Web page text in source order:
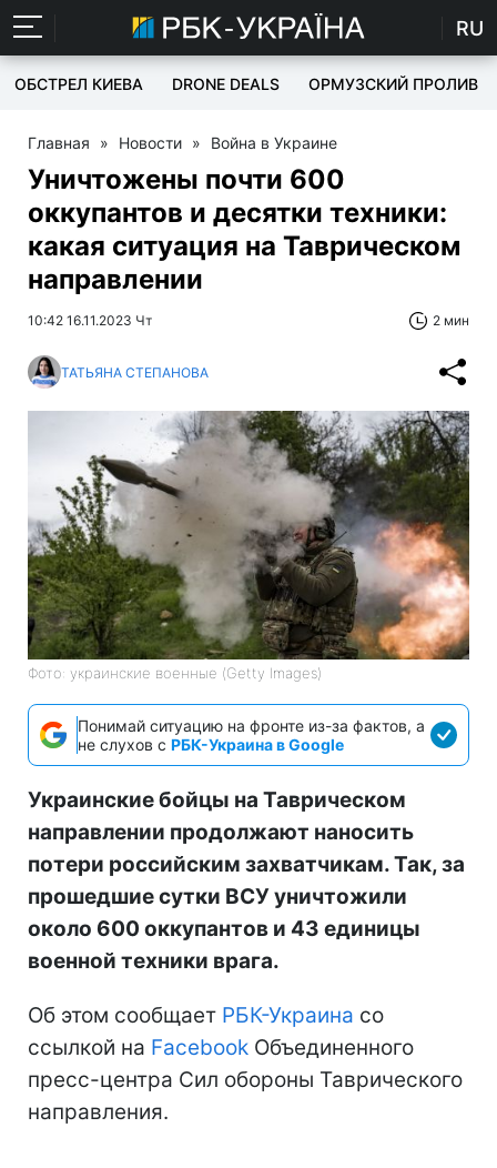
RU
ОБСТРЕЛ КИЕВА DRONE DEALS ОРМУЗСКИЙ ПРОЛИВ
Главная » Новости » Война в Украине
Уничтожены почти 600
оккупантов и десятки техники:
какая ситуация на Таврическом
направлении
10:42 16.11.2023 Чт 2 мин
ТАТЬЯНА СТЕПАНОВА
Фото: украинские военные (Getty Images)
Понимай ситуацию на фронте из-за фактов, а
не слухов с РБК-Украина в Google
Украинские бойцы на Таврическом
направлении продолжают наносить
потери российским захватчикам. Так, за
прошедшие сутки ВСУ уничтожили
около 600 оккупантов и 43 единицы
военной техники врага.
Об этом сообщает РБК-Украина со
ссылкой на Facebook Объединенного
пресс-центра Сил обороны Таврического
направления.